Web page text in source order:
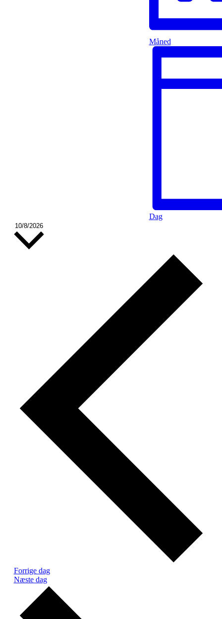
Måned
Dag
10/8/2026
dato.
Forrige dag
Næste dag